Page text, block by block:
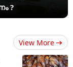
?
View More